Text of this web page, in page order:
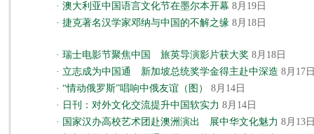
· 澳大利亚中国语言文化节在墨尔本开幕 8月19日
· 捷克著名汉学家邓纳与中国的不解之缘 8月18日
· 瑞士电影节聚焦中国 旅英导演影片获大奖 8月18日
· 立志成为中国通 新加坡总统奖学金得主赴中深造 8月17
· “情动俄罗斯”唱响中俄友谊（图）
8月14日
· 日刊：对外文化交流提升中国软实力 8月14日
· 国家汉办高校艺术团赴澳洲演出 展中华文化魅力 8月13